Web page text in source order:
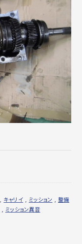
キャリイ ミッション
整備
ミッション異音